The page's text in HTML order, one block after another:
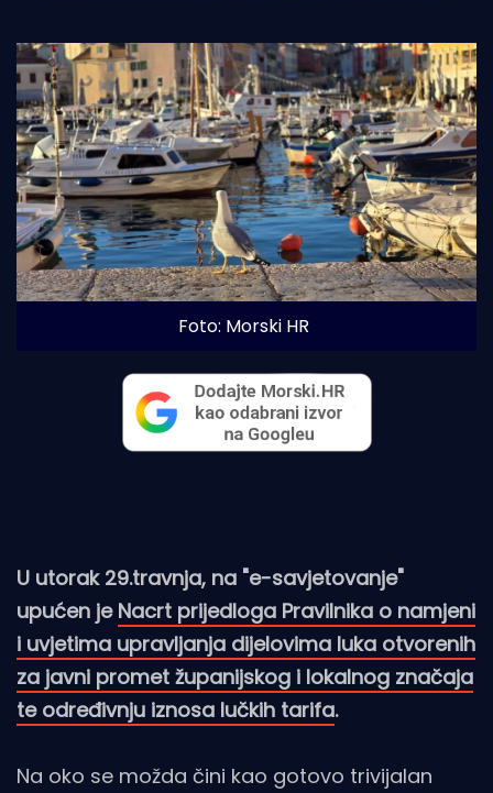
Foto: Morski HR
U utorak 29.travnja, na "e-savjetovanje"
upućen je Nacrt prijedloga Pravilnika o namjeni
i uvjetima upravljanja dijelovima luka otvorenih
za javni promet županijskog i lokalnog značaja
te određivnju iznosa lučkih tarifa.
Na oko se možda čini kao gotovo trivijalan